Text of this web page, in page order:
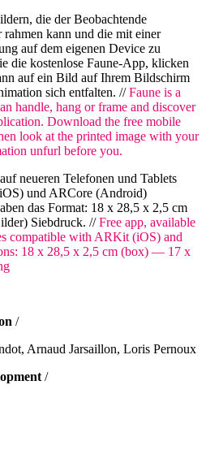
die der Beobachtende
kann und die mit einer
auf dem eigenen Device zu
die kostenlose Faune-App, klicken
auf ein Bild auf Ihrem Bildschirm
sich entfalten. //Faune is a
handle, hang or frame and discover
Download the free mobile
look at the printed image with your
unfurl before you.
neueren Telefonen und Tablets
und ARCore (Android)
das Format: 18 x 28,5 x 2,5 cm
Siebdruck. //Free app, available
compatible with ARKit (iOS) and
18 x 28,5 x 2,5 cm (box) — 17 x
/
Arnaud Jarsaillon, Loris Pernoux
/